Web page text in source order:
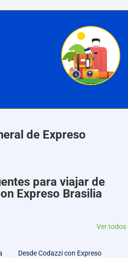
de Expreso
para viajar de
Expreso Brasilia
Ver todos
Desde Codazzi con Expreso